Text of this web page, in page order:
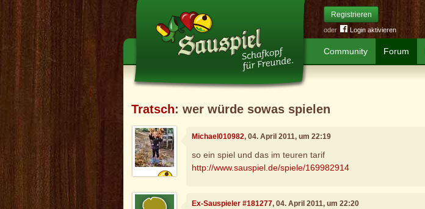
Registrieren
oder Login aktivieren
Community Forum
Tratsch: wer würde sowas spielen
Michael010982, 04. April 2011, um 22:19
so ein spiel und das im teuren tarif
http://www.sauspiel.de/spiele/169982914
Ex-Sauspieler #181277, 04. April 2011, um 22:20